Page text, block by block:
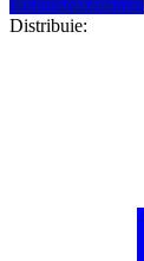
Contacteaza firma
Distribuie: